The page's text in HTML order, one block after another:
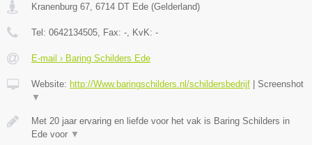
Kranenburg 67 6714 DT Ede (Gelderland)
Tel: 0642134505 , Fax: - , KvK: -
E-mail › Baring Schilders Ede
Website: http://Www.baringschilders.nl/schildersbedrijf
Screenshot
▼
Met 20 jaar ervaring en liefde voor het vak is Baring Schilders in
Ede voor ▼